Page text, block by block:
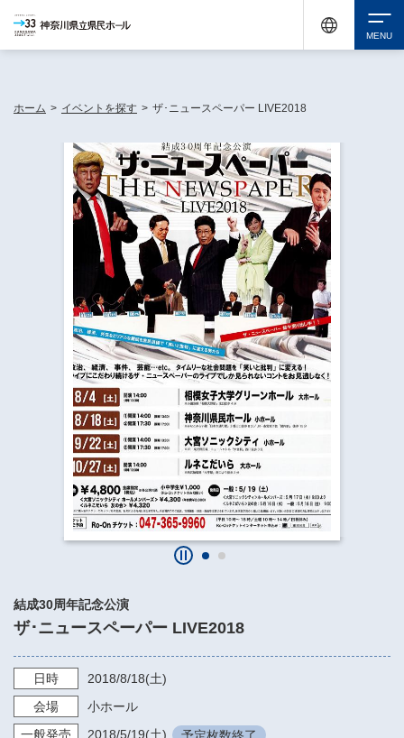
イベントを探す
・ イベント一覧
・ イベントカレンダー
休館中の県民ホールについて
・ 施設概要
・ パイプオルガン
・ 神奈川県民ホールの取り組み
神奈川県立県民ホールSNS
​​​​​​​​​​​​​神奈川県立県民ホール
ギャラリーSNS
チケット購入
ホーム > イベントを探す > ザ･ニュースペーパー LIVE2018
結成30周年記念公演
ザ･ニュースペーパー LIVE2018
日時 2018/8/18(土)
会場
小ホール
一般発売
2018/5/19(土)
予定枚数終了